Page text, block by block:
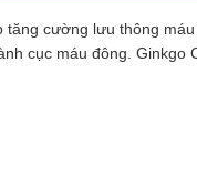
tăng cường lưu thông
cục máu đông.